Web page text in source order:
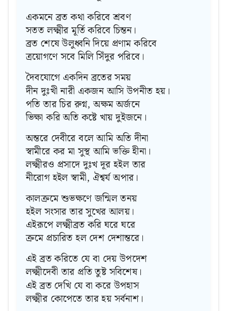
একমনে ব্রত কথা করিবে শ্রবণ
সতত লক্ষ্মীর মূর্তি করিবে চিন্তন।
ব্রত শেষে উলুধ্বনি দিয়ে প্রণাম করিবে
ত্রয়োগণে সবে মিলি সিঁদুর পরিবে।
দৈবযোগে একদিন ব্রতের সময়
দীন দুঃখী নারী একজন আসি উপনীত হয়।
পতি তার চির রুগ্ন, অক্ষম অর্জনে
ভিক্ষা করি অতি কষ্টে খায় দুইজনে।
অন্তরে দেবীরে বলে আমি অতি দীনা
স্বামীরে কর মা সুস্থ আমি ভক্তি হীনা।
লক্ষ্মীরও প্রসাদে দুঃখ দূর হইল তার
নীরোগ হইল স্বামী, ঐশ্বর্য অপার।
কালক্রমে শুভক্ষণে জন্মিল তনয়
হইল সংসার তার সুখের আলয়।
এইরূপে লক্ষ্মীব্রত করি ঘরে ঘরে
ক্রমে প্রচারিত হল দেশ দেশান্তরে।
এই ব্রত করিতে যে বা দেয় উপদেশ
লক্ষ্মীদেবী তার প্রতি তুষ্ট সবিশেষ।
এই ব্রত দেখি যে বা করে উপহাস
লক্ষ্মীর কোপেতে তার হয় সর্বনাশ।